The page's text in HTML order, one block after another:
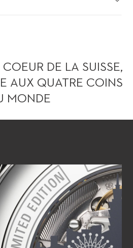
DE LA SUISSE,
AUX QUATRE COINS
MONDE